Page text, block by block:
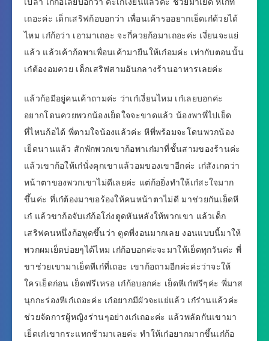
เถอะค่ะ เด็กเสริฟก้อบอกว่า เพื่อนเค้ารออยากเย็ดเก๋ด้วยได้
ไหม เก๋ก้อว่า เอามาเถอะ จะกี่ควยก้อมาเถอะค่ะ เงี่ยนจะแย่
แล้ว แล้วเค้าก้อพาเพื่อนเค้ามายืนให้เก๋อมค่ะ เท่ากับตอนนั้น
เก๋ต้องอมควย เด็กเสริฟสามอันกลางร้านอาหารเลยค่ะ
แล้วก้อมีอยู่คนเค้าถามค่ะ ว่าเก๋เงี่ยนไหม เก๋เลยบอกค่ะ
อยากโดนควยพวกน้องเย็ดใจจะขาดแล้ว น้องพาพี่ไปเย็ด
ที่ไหนก้อได้ พี่ตามใจน้องแล้วค่ะ หีพี่พร้อมจะโดนพวกน้อง
เย็ดนานแล้ว สักพักพวกเขาก้อพาเก๋มาที่ชั้นสามของร้านค่ะ
แล้วเขาก้อให้เก๋นั่งคุกเขาแล้วอมของเขาอีกค่ะ เก๋สังเกตว่า
หน้าตาของพวกเขาไม่ดีเลยค่ะ แต่ก้อยิ่งทำให้เก๋สะใจมาก
ขึ้นค่ะ ที่เก๋ต้องมาขอร้องให้คนหน้าตาไม่ดี มาช่วยกันเย็ดหี
เก๋ แล้วขาก้อจับเก๋ก้อโก่งตูดหันหลังให้พวกเขา แล้วเด็ก
เสริฟคนหนึ่งก้อพูดขึ้นว่า ตูดพี่งอนมากเลย งอนแบบนี้มาให้
พวกผมเย็ดบ่อยๆได้ไหม เก๋ก้อบอกค่ะจะมาให้เย็ดทุกวันค่ะ พี่
ขาช่วยเขามาเย็ดหีเก๋ที่เถอะ เขาก้อถามอีกค่ะค่ะว่าจะให้
ใครเย็ดก่อน เย็ดฟรีเหรอ เก๋ก้อบอกค่ะ เย็ดหีเก๋ฟรีๆค่ะ พี่มาส
นุกกะร่องหีเก๋เถอะค่ะ เก๋อยากมีผัวจะแย่แล้ว เก๋ร่านแล้วค่ะ
ช่วยจัดการผู้หญิงร่านๆอย่างเก๋เถอะค่ะ แล้วพลัดกันเขามา
เย็ดเก๋เขากระแทกช้ามาเลยค่ะ ทำให้เก๋อยากมากขึ้นเก๋ก้อ